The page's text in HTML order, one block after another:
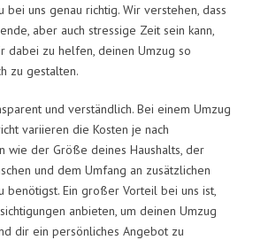
bei uns genau richtig. Wir verstehen, dass
aber auch stressige Zeit sein kann,
dabei zu helfen, deinen Umzug so
zu gestalten.
und verständlich. Bei einem Umzug
variieren die Kosten je nach
wie der Größe deines Haushalts, der
und dem Umfang an zusätzlichen
benötigst. Ein großer Vorteil bei uns ist,
anbieten, um deinen Umzug
dir ein persönliches Angebot zu